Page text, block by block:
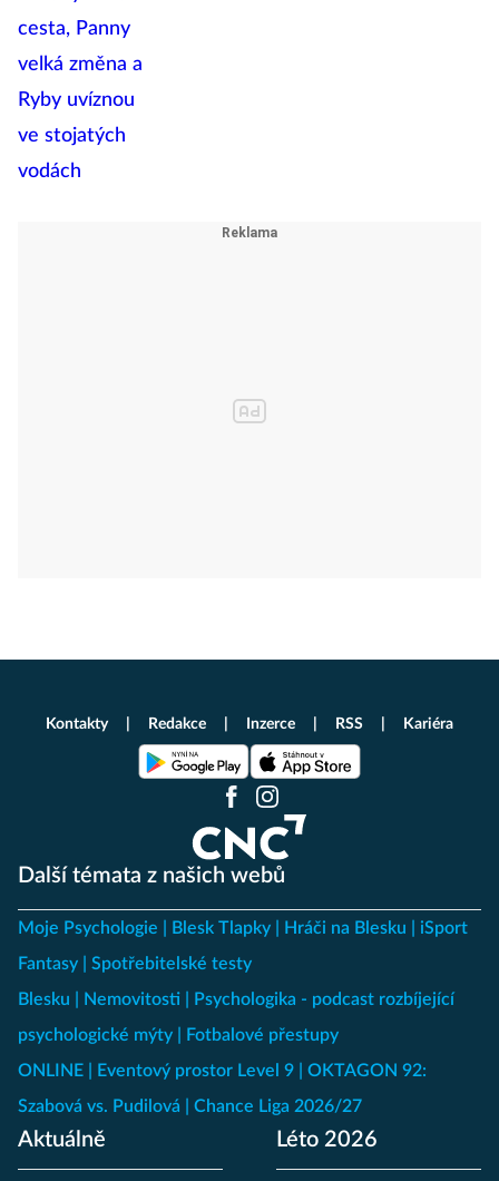
Další témata z našich webů
Moje Psychologie Blesk Tlapky Hráči na Blesku
iSport
Fantasy
Spotřebitelské testy
Blesku
Nemovitosti
Psychologika - podcast rozbíjející
psychologické mýty
Fotbalové přestupy
ONLINE
Eventový prostor Level 9
OKTAGON 92:
Szabová vs. Pudilová
Chance Liga 2026/27
Aktuálně Léto 2026
Kontakty Redakce Inzerce RSS Kariéra